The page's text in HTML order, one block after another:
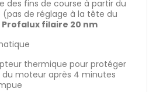
des fins de course à partir du
de réglage à la tête du
filaire 20 nm
thermique pour protéger
moteur après 4 minutes